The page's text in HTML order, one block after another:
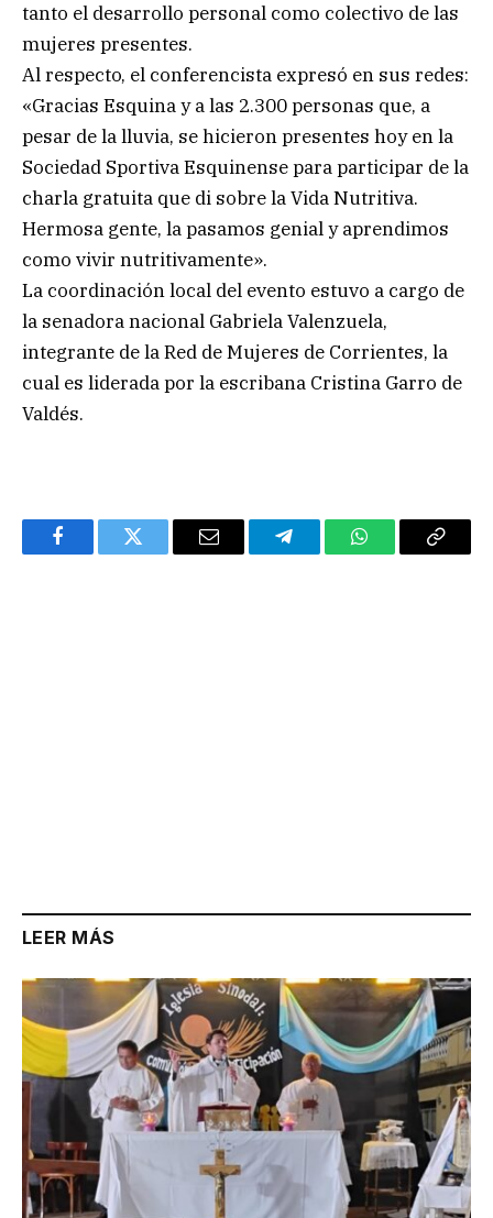
tanto el desarrollo personal como colectivo de las
mujeres presentes.
Al respecto, el conferencista expresó en sus redes:
«Gracias Esquina y a las 2.300 personas que, a
pesar de la lluvia, se hicieron presentes hoy en la
Sociedad Sportiva Esquinense para participar de la
charla gratuita que di sobre la Vida Nutritiva.
Hermosa gente, la pasamos genial y aprendimos
como vivir nutritivamente».
La coordinación local del evento estuvo a cargo de
la senadora nacional Gabriela Valenzuela,
integrante de la Red de Mujeres de Corrientes, la
cual es liderada por la escribana Cristina Garro de
Valdés.
FacebookTwitter Email TelegramWhatsAppCopy
LEER MÁS